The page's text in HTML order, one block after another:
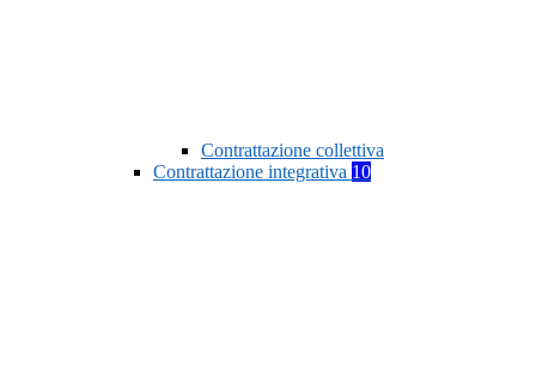
Contrattazione collettiva
Contrattazione integrativa 10